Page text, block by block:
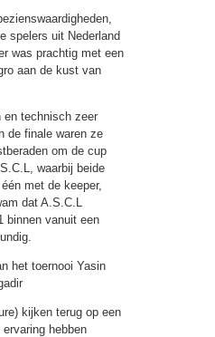
spelers uit Nederland
was prachtig met een
aan de kust van
en technisch zeer
de finale waren ze
om de cup
waarbij beide
met de keeper,
dat A.S.C.L
binnen vanuit een
het toernooi Yasin
kijken terug op een
hebben